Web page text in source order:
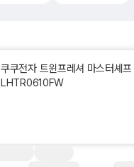
쿠쿠전자 트윈프레셔 마스터셰
LHTR0610FW